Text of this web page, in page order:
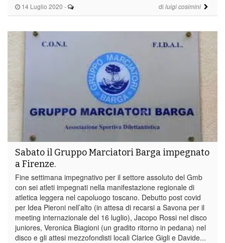
14 Luglio 2020 - di luigi cosimini
Sabato il Gruppo Marciatori Barga impegnato
a Firenze.
Fine settimana impegnativo per il settore assoluto del Gmb
con sei atleti impegnati nella manifestazione regionale di
atletica leggera nel capoluogo toscano. Debutto post covid
per Idea Pieroni nell’alto (in attesa di recarsi a Savona per il
meeting internazionale del 16 luglio), Jacopo Rossi nel disco
juniores, Veronica Biagioni (un gradito ritorno in pedana) nel
disco e gli attesi mezzofondisti locali Clarice Gigli e Davide...